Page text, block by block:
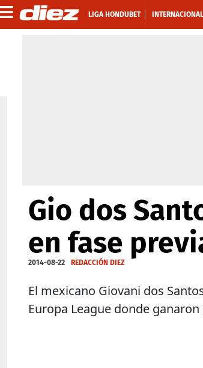
LIGA HONDUBET
Gio dos
en fase
2014-08-22 REDACCIÓN DIEZ
El mexicano Giovani dos
Europa League donde